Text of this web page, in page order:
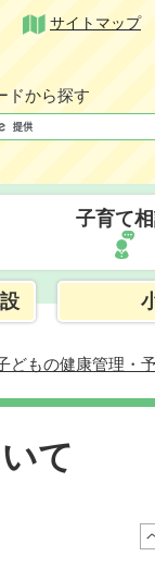
サイトマップ
ドから探す
子育て
どもの健康管理・
て